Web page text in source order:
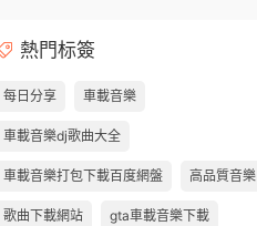
熱門标簽
每日分享 車載音樂
車載音樂dj歌曲大全
車載音樂打包下載百度網盤 高品質音樂
歌曲下載網站 gta車載音樂下載